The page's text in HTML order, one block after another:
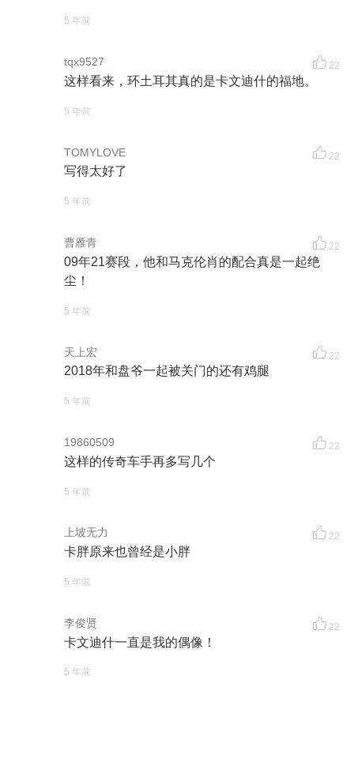
5 年前
tqx9527 22
这样看来，环土耳其真的是卡文迪什的福地。
5 年前
TOMYLOVE 22
写得太好了
5 年前
曹雁青 22
09年21赛段，他和马克伦肖的配合真是一起绝
尘！
5 年前
天上宏 22
2018年和盘爷一起被关门的还有鸡腿
5 年前
19860509 22
这样的传奇车手再多写几个
5 年前
上坡无力 22
卡胖原来也曾经是小胖
5 年前
李俊贤 22
卡文迪什一直是我的偶像！
5 年前